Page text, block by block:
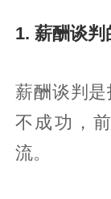
1. 薪酬谈
薪酬谈判
不成功，
流。